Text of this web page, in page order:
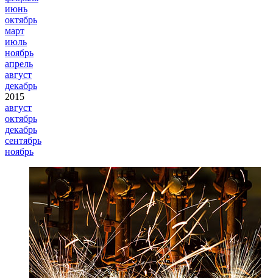
июнь
октябрь
март
июль
ноябрь
апрель
август
декабрь
2015
август
октябрь
декабрь
сентябрь
ноябрь